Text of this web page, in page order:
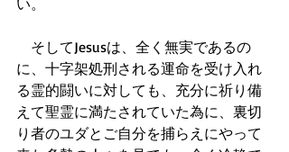
い。
そしてJesusは、全く無実であるの
に、十字架処刑される運命を受け入れ
る霊的闘いに対しても、充分に祈り備
えて聖霊に満たされていた為に、裏切
り者のユダとご自分を捕らえにやって